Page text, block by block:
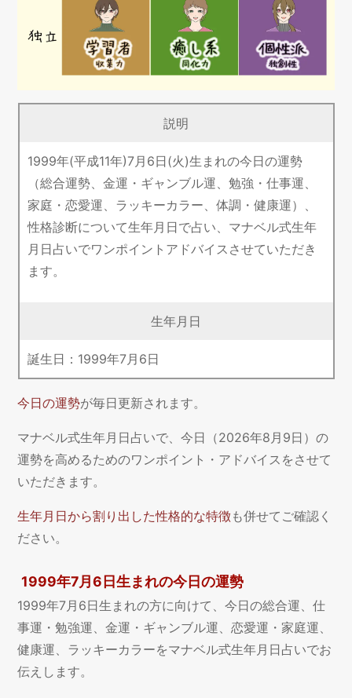
説明
1999年(平成11年)7月6日(火)生まれの今日の運勢
（総合運勢、金運・ギャンブル運、勉強・仕事運、
家庭・恋愛運、ラッキーカラー、体調・健康運）、
性格診断について生年月日で占い、マナベル式生年
月日占いでワンポイントアドバイスさせていただき
ます。
生年月日
誕生日： 1999年7月 6日
今日の運勢が毎日更新されます。
マナベル式生年月日占いで、今日（2026年8月9日）の
運勢を高めるためのワンポイント・アドバイスをさせて
いただきます。
生年月日から割り出した性格的な特徴も併せてご確認く
ださい。
1999年7月6日生まれの今日の運勢
1999年7月6日生まれの方に向けて、今日の総合運、仕
事運・勉強運、金運・ギャンブル運、恋愛運・家庭運、
健康運、ラッキーカラーをマナベル式生年月日占いでお
伝えします。